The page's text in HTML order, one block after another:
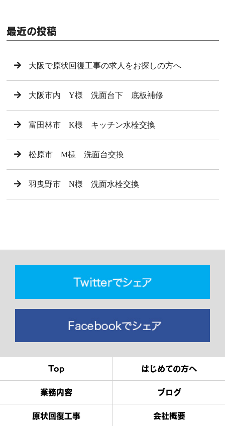
最近の投稿
大阪で原状回復工事の求人をお探しの方へ
大阪市内 Y様 洗面台下 底板補修
富田林市 K様 キッチン水栓交換
松原市 M様 洗面台交換
羽曳野市 N様 洗面水栓交換
Top はじめての方へ
業務内容 ブログ
原状回復工事 会社概要